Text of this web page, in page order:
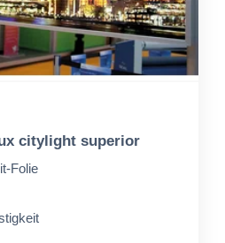
citylight superior
Folie